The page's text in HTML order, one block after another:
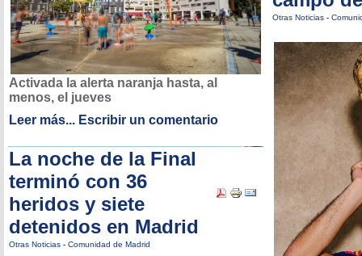
Activada la alerta naranja hasta, al
menos, el jueves
Leer más... Escribir un comentario
La noche de la Final
terminó con 36
heridos y siete
detenidos en Madrid
Otras Noticias - Comunidad de Madrid
Otras Noticias -